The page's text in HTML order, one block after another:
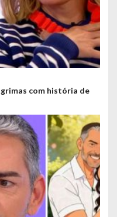
com história de